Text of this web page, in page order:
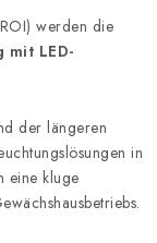
werden die
LED-
der längeren
in
eine kluge